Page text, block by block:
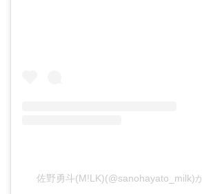
佐野勇斗(M!LK)(@sanohayato_milk)